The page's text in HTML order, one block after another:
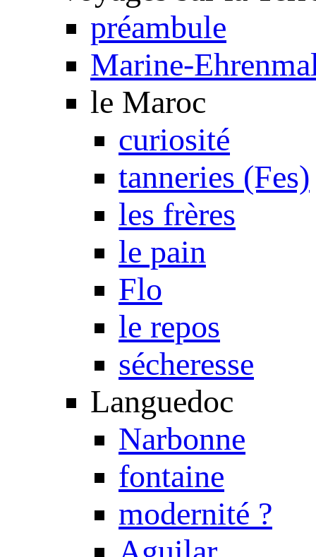
préambule
Marine-
le Maroc
curiosité
tanneries (Fes)
les frères
le pain
Flo
le repos
sécheresse
Languedoc
Narbonne
fontaine
modernité ?